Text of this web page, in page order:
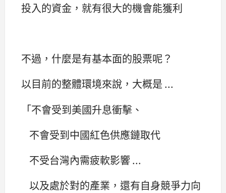
投入的資金，就有很大的機會能獲利
不過，什麼是有基本面的股票呢？
以目前的整體環境來說，大概是 ...
「不會受到美國升息衝擊、
不會受到中國紅色供應鏈取代
不受台灣內需疲軟影響 ...
以及處於對的產業，還有自身競爭力向